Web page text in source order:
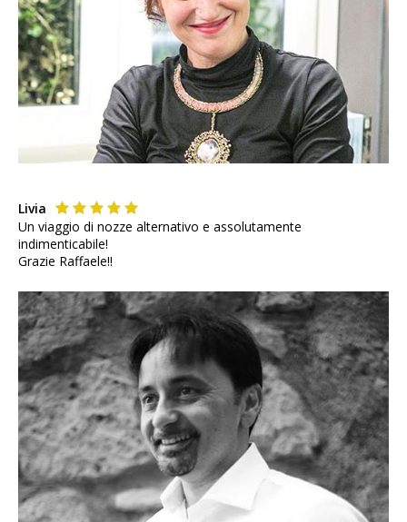
Livia
Un viaggio di nozze alternativo e assolutamente
indimenticabile!
Grazie Raffaele!!